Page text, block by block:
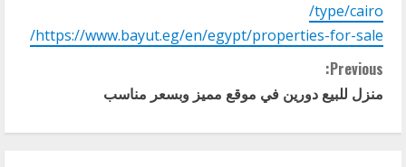
type/cairo/
https://www.bayut.eg/en/egypt/properties-for-sale/
C
o
Previous:
منزل للبيع دورين في موقع مميز وبسعر مناسب